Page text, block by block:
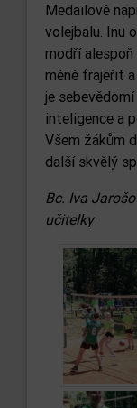
Medailově
volejbalu. Inu
modří
méně frajeřit
je
inteligence a
Všem žákům
další skvělý
Bc. Iva
učitelky